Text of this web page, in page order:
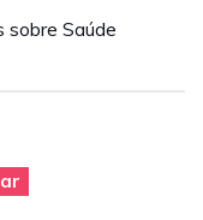
Saúde